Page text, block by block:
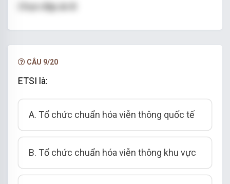
Chọn đáp án B
CÂU 9/20
ETSI là:
A. Tổ chức chuẩn hóa viễn thông quốc tế
B. Tổ chức chuẩn hóa viễn thông khu vực